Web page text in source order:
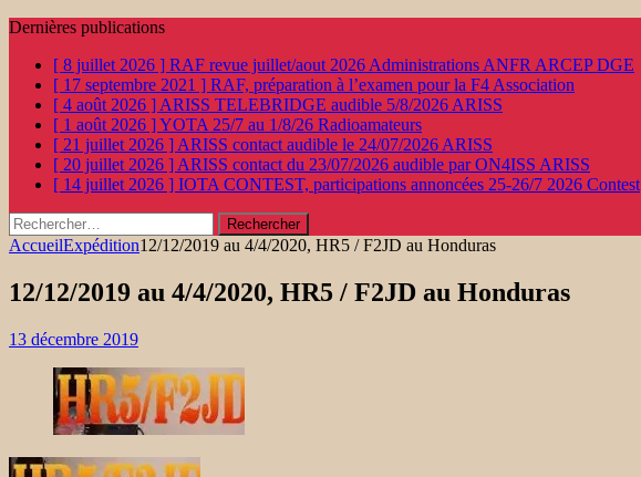
Dernières publications
[ 8 juillet 2026 ] RAF revue juillet/aout 2026 Administrations ANFR ARCEP DGE
[ 17 septembre 2021 ] RAF, préparation à l’examen pour la F4 Association
[ 4 août 2026 ] ARISS TELEBRIDGE audible 5/8/2026 ARISS
[ 1 août 2026 ]YOTA 25/7 au 1/8/26 Radioamateurs
[ 21 juillet 2026 ] ARISS contact audible le 24/07/2026 ARISS
[ 20 juillet 2026 ] ARISS contact du 23/07/2026 audible par ON4ISS ARISS
[ 14 juillet 2026 ] IOTA CONTEST, participations annoncées 25-26/7 2026 Contest
Rechercher :
AccueilExpédition12/12/2019 au 4/4/2020, HR5 / F2JD au Honduras
12/12/2019 au 4/4/2020, HR5 / F2JD au Honduras
13 décembre 2019